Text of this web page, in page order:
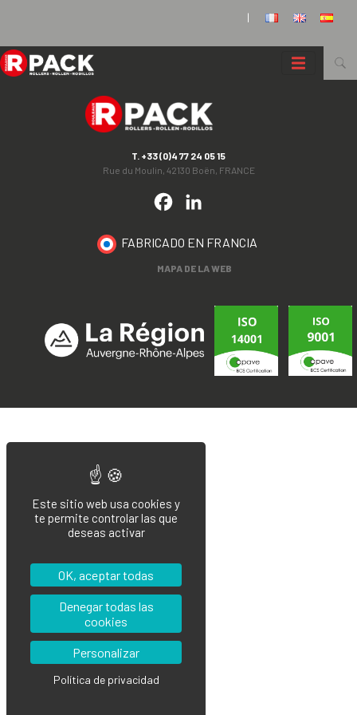
|
T. +33 (0)4 77 24 05 15
Rue du Moulin, 42130 Boën, FRANCE
Facebook
FABRICADO EN FRANCIA
MAPA DE LA WEB
Este sitio web usa cookies y
te permite controlar las que
deseas activar
OK, aceptar todas
Denegar todas las
cookies
Personalizar
Política de privacidad